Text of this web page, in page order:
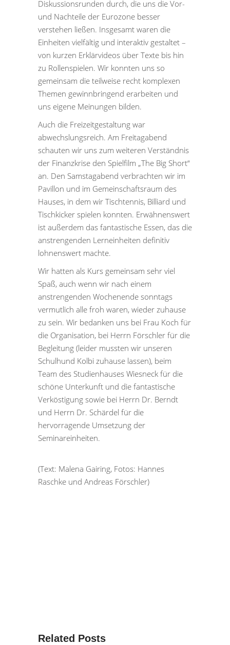
Diskussionsrunden durch, die uns die Vor-
und Nachteile der Eurozone besser
verstehen ließen. Insgesamt waren die
Einheiten vielfältig und interaktiv gestaltet –
von kurzen Erklärvideos über Texte bis hin
zu Rollenspielen. Wir konnten uns so
gemeinsam die teilweise recht komplexen
Themen gewinnbringend erarbeiten und
uns eigene Meinungen bilden.
Auch die Freizeitgestaltung war
abwechslungsreich. Am Freitagabend
schauten wir uns zum weiteren Verständnis
der Finanzkrise den Spielfilm „The Big Short“
an. Den Samstagabend verbrachten wir im
Pavillon und im Gemeinschaftsraum des
Hauses, in dem wir Tischtennis, Billiard und
Tischkicker spielen konnten. Erwähnenswert
ist außerdem das fantastische Essen, das die
anstrengenden Lerneinheiten definitiv
lohnenswert machte.
Wir hatten als Kurs gemeinsam sehr viel
Spaß, auch wenn wir nach einem
anstrengenden Wochenende sonntags
vermutlich alle froh waren, wieder zuhause
zu sein. Wir bedanken uns bei Frau Koch für
die Organisation, bei Herrn Förschler für die
Begleitung (leider mussten wir unseren
Schulhund Kolbi zuhause lassen), beim
Team des Studienhauses Wiesneck für die
schöne Unterkunft und die fantastische
Verköstigung sowie bei Herrn Dr. Berndt
und Herrn Dr. Schärdel für die
hervorragende Umsetzung der
Seminareinheiten.
(Text: Malena Gairing, Fotos: Hannes
Raschke und Andreas Förschler)
Related Posts